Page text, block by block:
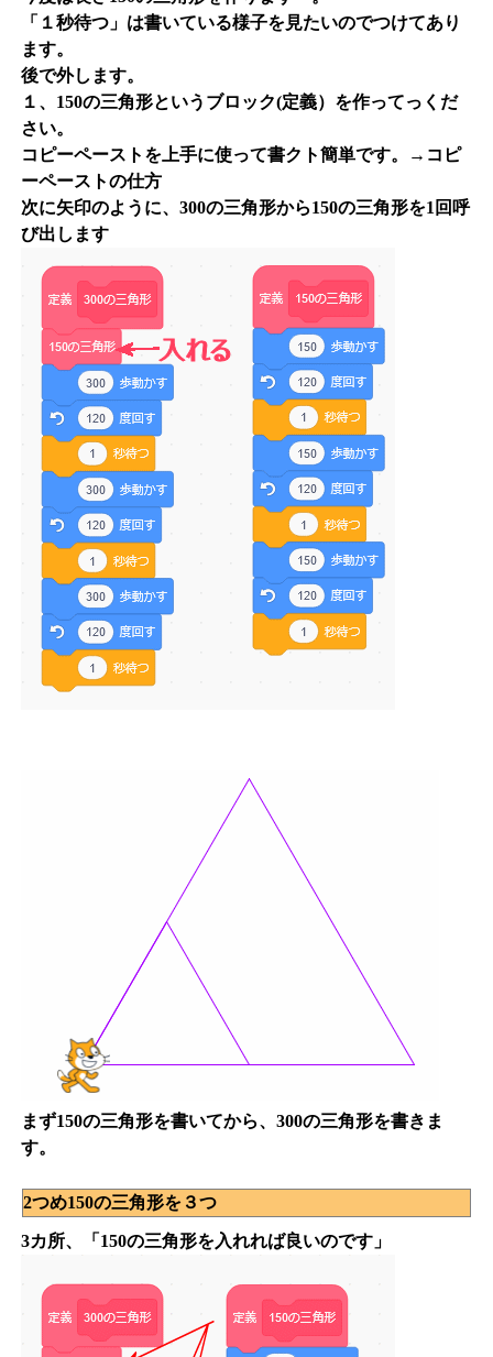
「１秒待つ」は書いている様子を見たいのでつけてあり
ます。
後で外します。
１、150の三角形というブロック(定義）を作ってっくだ
さい。
コピーペーストを上手に使って書クト簡単です。→コピ
ーペーストの仕方
次に矢印のように、300の三角形から150の三角形を1回呼
び出します
まず150の三角形を書いてから、300の三角形を書きま
す。
2つめ150の三角形を３つ
3カ所、「150の三角形を入れれば良いのです」